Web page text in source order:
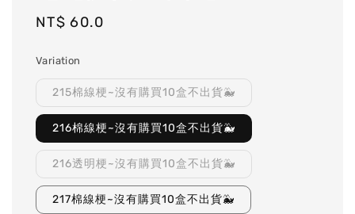
Regular
NT$ 60.0
Variation
215棉線梗~沒有購買10盒不出貨🐳
216棉線梗~沒有購買10盒不出貨🐳
216透明梗~沒有購買10盒不出貨🐳
217棉線梗~沒有購買10盒不出貨🐳